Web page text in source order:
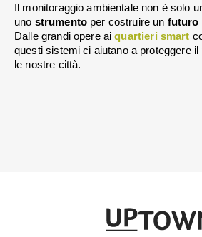
Il monitoraggio ambientale non è solo
uno strumento per costruire un futuro
Dalle grandi opere ai quartieri smart
questi sistemi ci aiutano a proteggere il
le nostre città.